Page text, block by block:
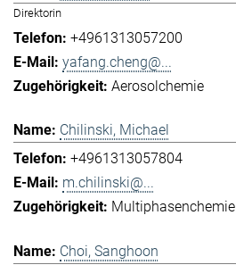
Direktorin
+4961313057200
yafang.cheng@...
Aerosolchemie
Chilinski, Michael
+4961313057804
m.chilinski@...
Multiphasenchemie
Choi, Sanghoon